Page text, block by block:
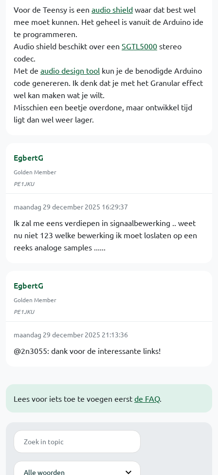
Lees voor iets toe te voegen eerst de FAQ.
Zoek
Modus
Voor de Teensy is een audio shield waar dat best wel
mee moet kunnen. Het geheel is vanuit de Arduino ide
te programmeren.
Audio shield beschikt over een SGTL5000 stereo
codec.
Met de audio design tool kun je de benodigde Arduino
code genereren. Ik denk dat je met het Granular effect
wel kan maken wat je wilt.
Misschien een beetje overdone, maar ontwikkel tijd
ligt dan wel weer lager.
EgbertG
Golden Member
PE1JKU
maandag 29 december 2025 16:29:37
Ik zal me eens verdiepen in signaalbewerking .. weet
nu niet 123 welke bewerking ik moet loslaten op een
reeks analoge samples ......
EgbertG
Golden Member
PE1JKU
maandag 29 december 2025 21:13:36
@2n3055: dank voor de interessante links!